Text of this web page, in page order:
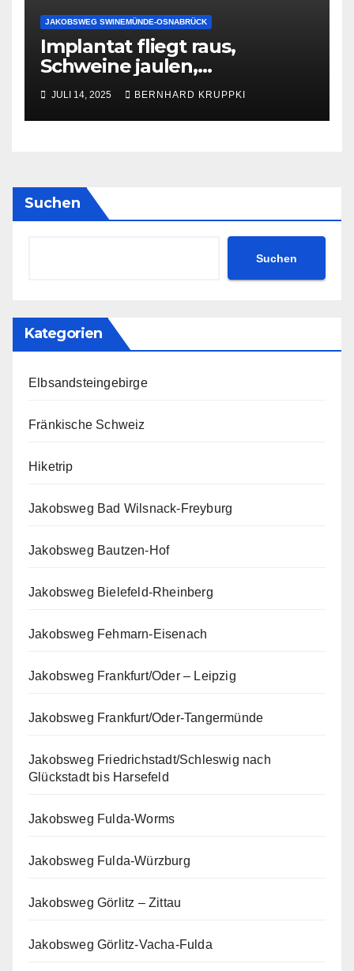
JAKOBSWEG SWINEMÜNDE-OSNABRÜCK
Implantat fliegt raus,
Schweine jaulen,
Sandstrand-Feeling und eine
zahnlose Service-Wüste –
mein Pilgertag von Vechta
JULI 14, 2025 BERNHARD KRUPPKI
Suchen
Suchen
Kategorien
Elbsandsteingebirge
Fränkische Schweiz
Hiketrip
Jakobsweg Bad Wilsnack-Freyburg
Jakobsweg Bautzen-Hof
Jakobsweg Bielefeld-Rheinberg
Jakobsweg Fehmarn-Eisenach
Jakobsweg Frankfurt/Oder – Leipzig
Jakobsweg Frankfurt/Oder-Tangermünde
Jakobsweg Friedrichstadt/Schleswig nach
Glückstadt bis Harsefeld
Jakobsweg Fulda-Worms
Jakobsweg Fulda-Würzburg
Jakobsweg Görlitz – Zittau
Jakobsweg Görlitz-Vacha-Fulda